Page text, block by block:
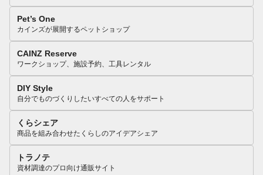
Pet’s One
カインズが展開するペットショップ
CAINZ Reserve
ワークショップ、施設予約、工具レンタル
DIY Style
自分でものづくりしたいすべての人をサポート
くらシェア
商品を組み合わせたくらしのアイデアシェア
トラノテ
資材調達のプロ向け通販サイト